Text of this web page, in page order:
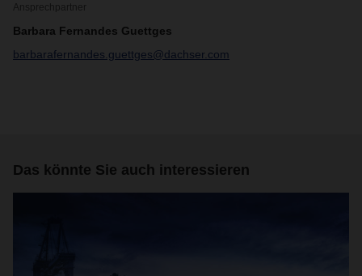
Ansprechpartner
Barbara Fernandes Guettges
barbarafernandes.guettges@dachser.com
Das könnte Sie auch interessieren